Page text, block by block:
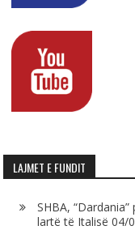
LAJMET E FUNDIT
SHBA,
lartë të Italisë 04/